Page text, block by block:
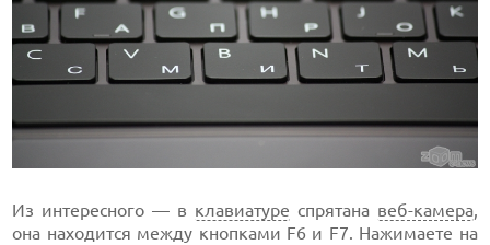
Из интересного — в клавиатуре спрятана веб-камера,
она находится между кнопками F6 и F7. Нажимаете на